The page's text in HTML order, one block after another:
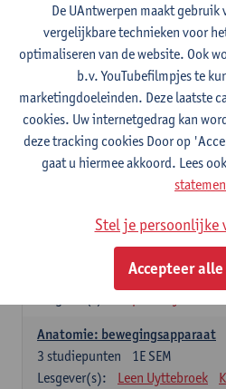
1E SEM
studiepunten
Lesgever(s):
Jan Sijbers
Algemene chemie m.i.v.
1E SEM
7studiepunten
Lesgever(s):
Frank Blockhuys
Studium generale in de
1: onderzoek in de
Lesgever(s):
Anja Verhulst
1E SEM
Anatomie: bewegingsapparaat
1E SEM
3 studiepunten
Lesgever(s):
Leen Uyttebroek
De UAntwerpen maakt gebruik
vergelijkbare technieken voor
optimaliseren van de website. Ook
b.v. YouTubefilmpjes te
marketingdoeleinden. Deze laatste
cookies. Uw internetgedrag kan
deze tracking cookies Door op
gaat u hiermee akkoord. Lees
Stel je persoonlijke
Accepteer